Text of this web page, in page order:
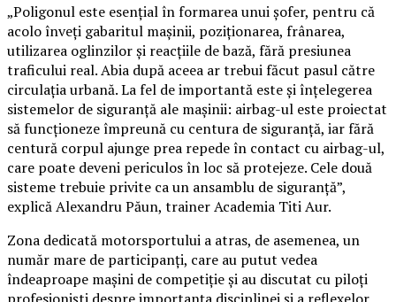
„Poligonul este esențial în formarea unui șofer, pentru că
acolo înveți gabaritul mașinii, poziționarea, frânarea,
utilizarea oglinzilor și reacțiile de bază, fără presiunea
traficului real. Abia după aceea ar trebui făcut pasul către
circulația urbană. La fel de importantă este și înțelegerea
sistemelor de siguranță ale mașinii: airbag-ul este proiectat
să funcționeze împreună cu centura de siguranță, iar fără
centură corpul ajunge prea repede în contact cu airbag-ul,
care poate deveni periculos în loc să protejeze. Cele două
sisteme trebuie privite ca un ansamblu de siguranță”,
explică Alexandru Păun, trainer Academia Titi Aur.
Zona dedicată motorsportului a atras, de asemenea, un
număr mare de participanți, care au putut vedea
îndeaproape mașini de competiție și au discutat cu piloți
profesioniști despre importanța disciplinei și a reflexelor